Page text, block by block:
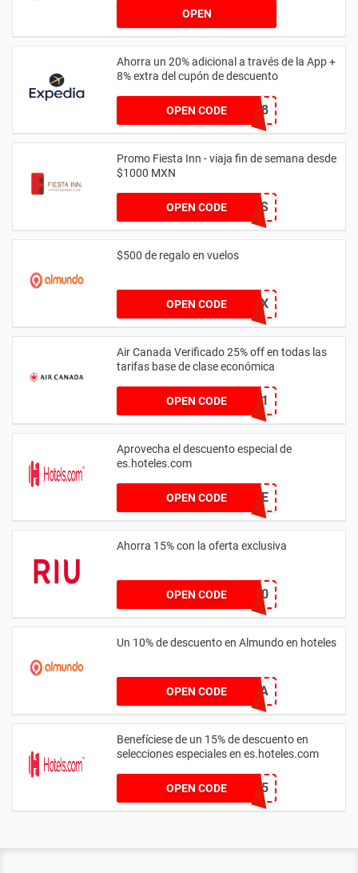
OPEN
Ahorra un 20% adicional a través de la App +
8% extra del cupón de descuento
OPEN CODE
GENERICMX8
Promo Fiesta Inn - viaja fin de semana desde
$1000 MXN
OPEN CODEESCAPES
$500 de regalo en vuelos
OPEN CODECOPA500MX
Air Canada Verificado 25% off en todas las
tarifas base de clase económica
OPEN CODEXJ2MYKK1
Aprovecha el descuento especial de
es.hoteles.com
OPEN CODEEXCLUSIVE
Ahorra 15% con la oferta exclusiva
OPEN CODESUMMER10
Un 10% de descuento en Almundo en hoteles
OPEN CODEHOTELYA
Benefíciese de un 15% de descuento en
selecciones especiales en es.hoteles.com
OPEN CODEJUSTES15